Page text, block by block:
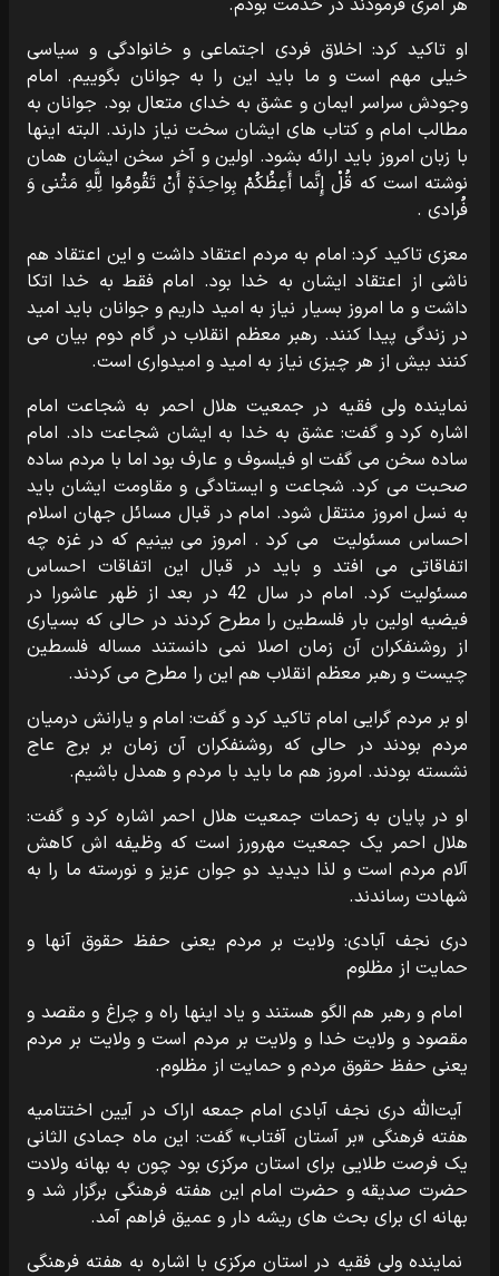
هر امری فرمودند در خدمت بودم.
او تاکید کرد: اخلاق فردی اجتماعی و خانوادگی و سیاسی
خیلی مهم است و ما باید این را به جوانان بگوییم. امام
وجودش سراسر ایمان و عشق به خدای متعال بود. جوانان به
مطالب امام و کتاب های ایشان سخت نیاز دارند. البته اینها
با زبان امروز باید ارائه بشود. اولین و آخر سخن ایشان همان
نوشته است که قُلْ إِنَّما أَعِظُکُمْ بِواحِدَةٍ أَنْ تَقُومُوا لِلَّهِ مَثْنی وَ
فُرادی .
معزی تاکید کرد: امام به مردم اعتقاد داشت و این اعتقاد هم
ناشی از اعتقاد ایشان به خدا بود. امام فقط به خدا اتکا
داشت و ما امروز بسیار نیاز به امید داریم و جوانان باید امید
در زندگی پیدا کنند. رهبر معظم انقلاب در گام دوم بیان می
کنند بیش از هر چیزی نیاز به امید و امیدواری است.
نماینده ولی فقیه در جمعیت هلال احمر به شجاعت امام
اشاره کرد و گفت: عشق به خدا به ایشان شجاعت داد. امام
ساده سخن می گفت او فیلسوف و عارف بود اما با مردم ساده
صحبت می کرد. شجاعت و ایستادگی و مقاومت ایشان باید
به نسل امروز منتقل شود. امام در قبال مسائل جهان اسلام
احساس مسئولیت می کرد . امروز می بینیم که در غزه چه
اتفاقاتی می افتد و باید در قبال این اتفاقات احساس
مسئولیت کرد. امام در سال 42 در بعد از ظهر عاشورا در
فیضیه اولین بار فلسطین را مطرح کردند در حالی که بسیاری
از روشنفکران آن زمان اصلا نمی دانستند مساله فلسطین
چیست و رهبر معظم انقلاب هم این را مطرح می کردند.
او بر مردم گرایی امام تاکید کرد و گفت: امام و یارانش درمیان
مردم بودند در حالی که روشنفکران آن زمان بر برج عاج
نشسته بودند. امروز هم ما باید با مردم و همدل باشیم.
او در پایان به زحمات جمعیت هلال احمر اشاره کرد و گفت:
هلال احمر یک جمعیت مهرورز است که وظیفه اش کاهش
آلام مردم است و لذا دیدید دو جوان عزیز و نورسته ما را به
شهادت رساندند.
دری نجف آبادی: ولایت بر مردم یعنی حفظ حقوق آنها و
حمایت از مظلوم
امام و رهبر هم الگو هستند و یاد اینها راه و چراغ و مقصد و
مقصود و ولایت خدا و ولایت بر مردم است و ولایت بر مردم
یعنی حفظ حقوق مردم و حمایت از مظلوم.
آیت‌الله دری نجف آبادی امام جمعه اراک در آیین اختتامیه
هفته فرهنگی «بر آستان آفتاب» گفت: این ماه جمادی الثانی
یک فرصت طلایی برای استان مرکزی بود چون به بهانه ولادت
حضرت صدیقه و حضرت امام این هفته فرهنگی برگزار شد و
بهانه ای برای بحث های ریشه دار و عمیق فراهم آمد.
نماینده ولی فقیه در استان مرکزی با اشاره به هفته فرهنگی